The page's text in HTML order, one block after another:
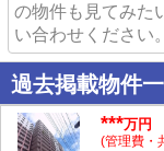
の物件も見てみた
い合わせください。
過去掲載物件
***万円
(管理費・